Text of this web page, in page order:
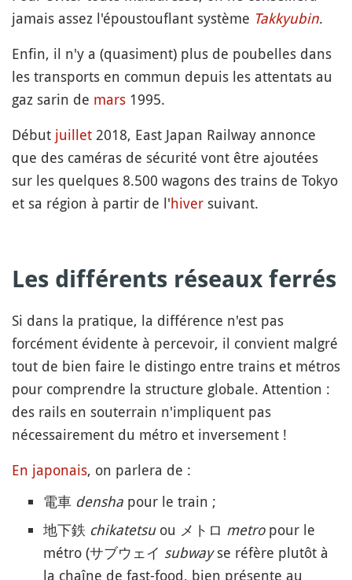
jamais assez l'époustouflant système Takkyubin.
Enfin, il n'y a (quasiment) plus de poubelles dans
les transports en commun depuis les attentats au
gaz sarin de mars 1995.
Début juillet 2018, East Japan Railway annonce
que des caméras de sécurité vont être ajoutées
sur les quelques 8.500 wagons des trains de Tokyo
et sa région à partir de l'hiver suivant.
Les différents réseaux ferrés
Si dans la pratique, la différence n'est pas
forcément évidente à percevoir, il convient malgré
tout de bien faire le distingo entre trains et métros
pour comprendre la structure globale. Attention :
des rails en souterrain n'impliquent pas
nécessairement du métro et inversement !
En japonais, on parlera de :
電車 densha pour le train ;
地下鉄 chikatetsuou メトロ metropour le
métro (サブウェイ subwayse réfère plutôt à
la chaîne de fast-food, bien présente au